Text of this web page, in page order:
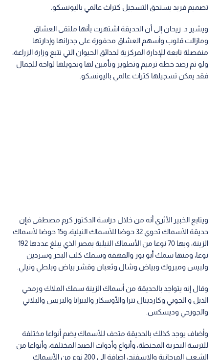
تصميم فريد يستحق التسجيل كتراث عالمي باليونسكو.
ويشير د. ريحان إلى أن الحديقة اشتهرت بأنها ملتقى العشاق
ومازالت قلوب وأسهم العشاق محفورة على جدرانها وإدارتها
منفصلة تابعة للإدارة المركزية لحدائق الحيوان التي تتبع وزارة الزراعة،
ولو تم رصد خطة ترميم وتطوير وتأمين لها وتحويلها لواحة للجمال
فقد يمكن تسجيلها كتراث عالمي باليونسكو.
ويتابع الخبير الأثري أنه من خلال دراسة الدكتور كرم مصطفى فإن
حديقة الأسماك تحوي 32 حوضا للأسماك النيلية، و15 حوضا لأسماك
الزينة، وبها 70 نوعا من الأسماك النيلية بمصر الذي يبلغ عددها 192
نوعا، ومنها سمك أبو بوز والفهقة وسمك كلب البحر وسردين
ولبيس ومبروك وبياض وشال وثعبان وقشر بياض وبلطي ونيلي.
وقال إنه يتواجد بالحديقة من أسماك الزينة سمك الملاك ورمحي
الذيل و الجوبي وكاردينال تترا والأوسكار والبيرانا والبريس والبلاتي
والجورحي وديسكس.
وأضاف يوجد كذلك بالحديقة متحف للأسماك يضم أنواعا مختلفة
للترسة البحرية المحنطة، وأنواع وأدوات الصيد المختلفة، وأنواعا من
الشعب المرجانية والإسفنج، إضافة إلى 200 نوع من الأسماك